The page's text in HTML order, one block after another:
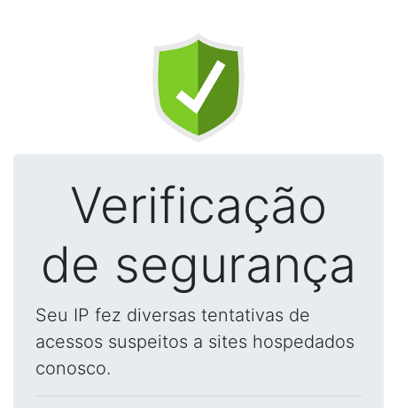
Verificação
de segurança
Seu IP fez diversas tentativas de
acessos suspeitos a sites hospedados
conosco.